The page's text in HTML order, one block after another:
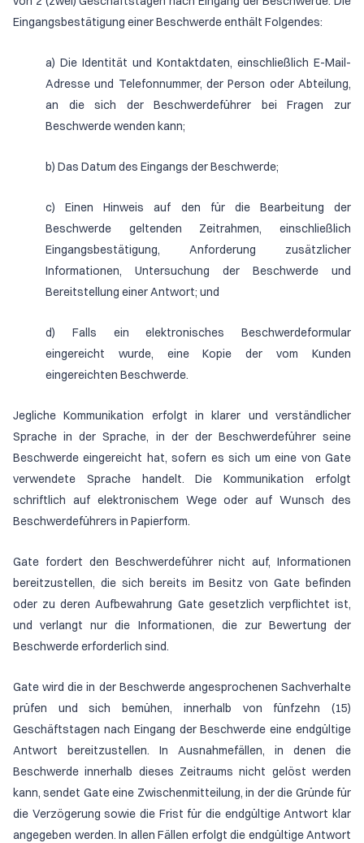
Eingangsbestätigung einer Beschwerde enthält Folgendes:
a) Die Identität und Kontaktdaten, einschließlich E-Mail-
Adresse und Telefonnummer, der Person oder Abteilung,
an die sich der Beschwerdeführer bei Fragen zur
Beschwerde wenden kann;
b) Das Datum des Eingangs der Beschwerde;
c) Einen Hinweis auf den für die Bearbeitung der
Beschwerde geltenden Zeitrahmen, einschließlich
Eingangsbestätigung, Anforderung zusätzlicher
Informationen, Untersuchung der Beschwerde und
Bereitstellung einer Antwort; und
d) Falls ein elektronisches Beschwerdeformular
eingereicht wurde, eine Kopie der vom Kunden
eingereichten Beschwerde.
Jegliche Kommunikation erfolgt in klarer und verständlicher
Sprache in der Sprache, in der der Beschwerdeführer seine
Beschwerde eingereicht hat, sofern es sich um eine von Gate
verwendete Sprache handelt. Die Kommunikation erfolgt
schriftlich auf elektronischem Wege oder auf Wunsch des
Beschwerdeführers in Papierform.
Gate fordert den Beschwerdeführer nicht auf, Informationen
bereitzustellen, die sich bereits im Besitz von Gate befinden
oder zu deren Aufbewahrung Gate gesetzlich verpflichtet ist,
und verlangt nur die Informationen, die zur Bewertung der
Beschwerde erforderlich sind.
Gate wird die in der Beschwerde angesprochenen Sachverhalte
prüfen und sich bemühen, innerhalb von fünfzehn (15)
Geschäftstagen nach Eingang der Beschwerde eine endgültige
Antwort bereitzustellen. In Ausnahmefällen, in denen die
Beschwerde innerhalb dieses Zeitraums nicht gelöst werden
kann, sendet Gate eine Zwischenmitteilung, in der die Gründe für
die Verzögerung sowie die Frist für die endgültige Antwort klar
angegeben werden. In allen Fällen erfolgt die endgültige Antwort